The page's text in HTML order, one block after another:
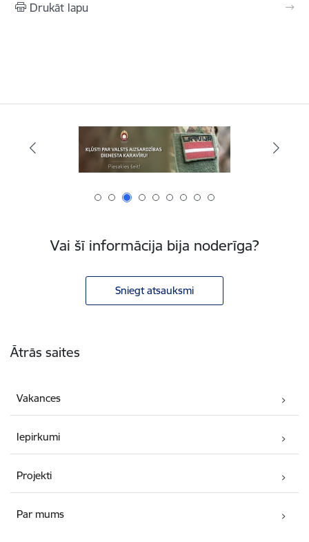
Drukāt lapu
Vai šī informācija bija noderīga?
Sniegt atsauksmi
Ātrās saites
Vakances
Iepirkumi
Projekti
Par mums